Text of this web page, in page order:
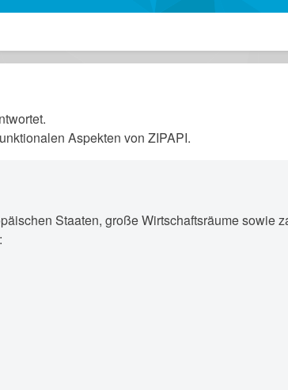
Aspekten von ZIPAPI.
Staaten, große Wirtschaftsräume sowie